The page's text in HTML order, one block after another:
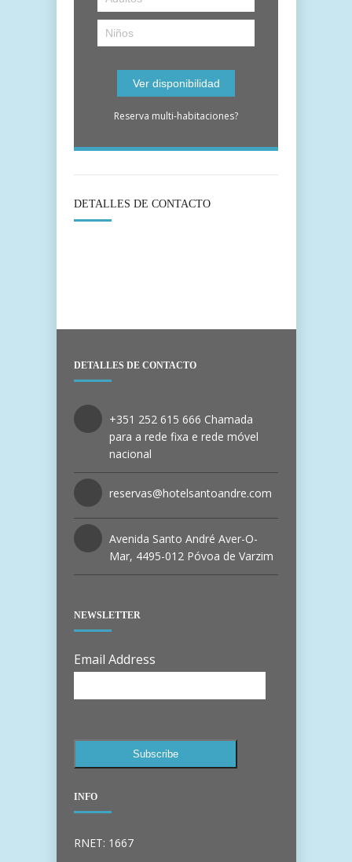
Reserva multi-habitaciones?
DETALLES DE CONTACTO
DETALLES DE CONTACTO
+351 252 615 666 Chamada
para a rede fixa e rede móvel
nacional
reservas@hotelsantoandre.com
Avenida Santo André Aver-O-
Mar, 4495-012 Póvoa de Varzim
NEWSLETTER
Email Address
INFO
RNET: 1667